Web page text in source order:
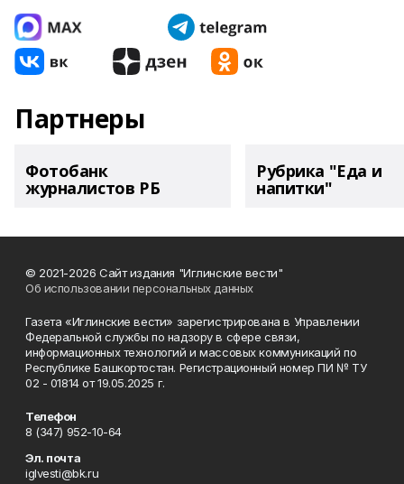
Партнеры
Фотобанк
журналистов РБ
Рубрика "Еда и
напитки"
© 2021-2026 Сайт издания "Иглинские вести"
Об использовании персональных данных
Газета «Иглинские вести» зарегистрирована в Управлении
Федеральной службы по надзору в сфере связи,
информационных технологий и массовых коммуникаций по
Республике Башкортостан. Регистрационный номер ПИ № ТУ
02 - 01814 от 19.05.2025 г.
Телефон
8 (347) 952-10-64
Эл. почта
iglvesti@bk.ru